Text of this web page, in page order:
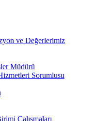
ve Değerlerimiz
Müdürü
Sorumlusu
Çalışmaları